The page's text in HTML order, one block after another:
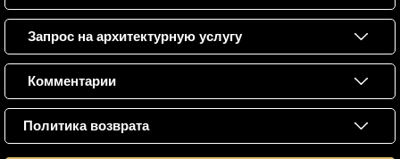
Запрос на архитектурную услугу
Комментарии
Политика возврата